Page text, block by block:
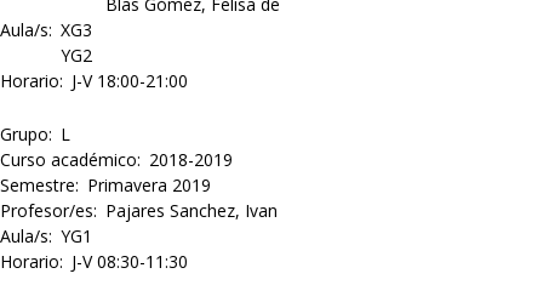
Aula/s XG3
YG2
Horario
J-V 18:00-21:00
Grupo
L
Curso académico
2018-2019
Semestre
Primavera 2019
Profesor/es
Pajares Sanchez, Ivan
Aula/s YG1
Horario
J-V 08:30-11:30